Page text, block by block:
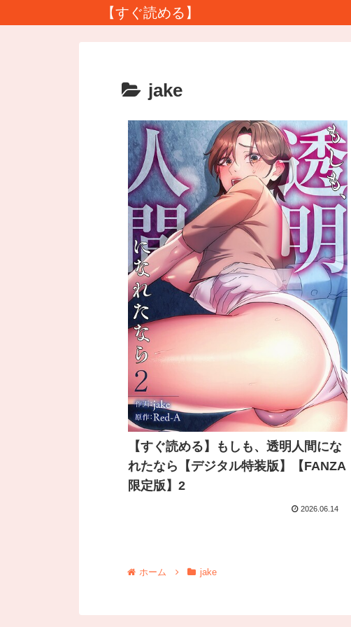
【すぐ読める】
jake
【すぐ読める】もしも、透明人間にな
れたなら【デジタル特装版】【FANZA
限定版】2
2026.06.14
ホーム jake